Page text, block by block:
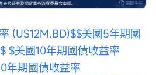
(US12M.BD)$$美國5年期國
$美國10年期國債收益率
年期國債收益率